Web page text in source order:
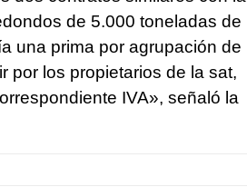
de 5.000 toneladas de
una prima por agrupación de
por los propietarios de la sat,
IVA», señaló la